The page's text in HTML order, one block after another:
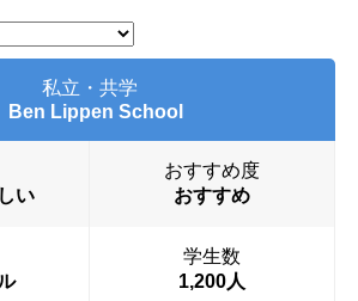
私立・共学
Ben Lippen School
い
おすすめ度
おすすめ
学生数
1,200人